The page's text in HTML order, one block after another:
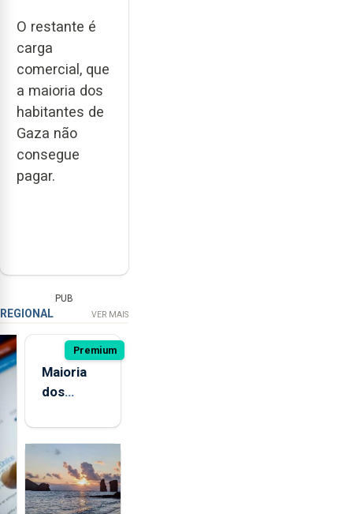
O restante é
carga
comercial, que
a maioria dos
habitantes de
Gaza não
consegue
pagar.
PUB
REGIONAL VER MAIS
Premium
Maioria
dos
quatro
ilhas dos
Açores já
consumiu
bebidas